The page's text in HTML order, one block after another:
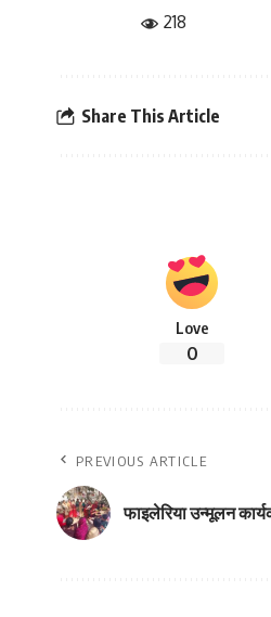
218
Share This Article
Love
0
PREVIOUS ARTICLE
फाइलेरिया उन्मूलन